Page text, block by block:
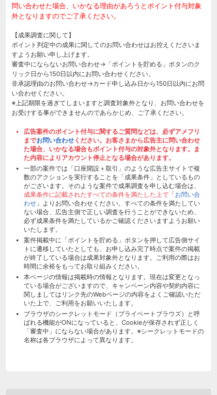
問い合わせた場合、いかなる理由があろうとポイント付与対象
外となりますのでご了承ください。
【成果調査に関して】
ポイント判定中の成果に関してのお問い合わせはお控えくださいま
すようお願い申し上げます。
審査中にならないお問い合わせ→「ポイントを貯める」ボタンのク
リック日から150日以内にお問い合わせください。
非承認理由のお問い合わせ→カード申し込み日から150日以内にお問
い合わせください。
※上記期限を過ぎてしまいますと調査対象外となり、お問い合わせを
お受けする事ができませんのであらかじめ、ご了承ください。
広告案件のポイント付与に関するご質問などは、必ずアメフリ
までお問い合わせください。お客さまから広告主に問い合わせ
た場合、いかなる場合もポイント付与の対象外となります。ま
た内容によりアカウント停止となる場合があります。
一部の案件では「口座開設＋取引」のような広告主サイトで複
数のアクションを実行することを「成果条件」としているもの
がございます。そのような案件で成果調査を申し込む場合は、
成果条件に記載されたすべての条件を満たした上で「お問い合
わせ」よりお問い合わせください。すべての条件を満たしてい
ない場合、広告主側で正しい調査を行うことができないため、
必ず成果条件を満たしているかご確認くださいますようお願い
いたします。
案件掲載中に「ポイントを貯める」ボタンを押して広告側サイ
トに遷移していたとしても、お申し込み完了時点で案件の掲載
が終了している場合は成果対象外となります。ご利用の際はお
時間に余裕をもってお取り組みください。
本ページの情報は掲載時の情報となります。現在は変更となっ
ている場合がございますので、キャンペーン内容や契約内容に
関しましてはリンク先のWebページの内容をよくご確認いただ
いた上で、ご利用をお願いいたします。
ブラウザのシークレットモード（プライベートブラウズ）と呼
ばれる機能がONになっていると、Cookieが保存されず正しく
「審査中」にならない場合があります。※シークレットモードの
名称は各ブラウザによって異なります。